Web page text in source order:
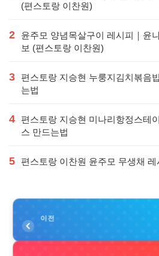
(편스토랑 이찬원)
2
윤주모 양념목살구이 레시피｜윤
보 (편스토랑 이찬원)
3
편스토랑 지승현 누룽지김치볶음
는법
4
편스토랑 지승현 미나리항정스테
스 만드는법
5 편스토랑 이찬원 윤주모 무생채
이전